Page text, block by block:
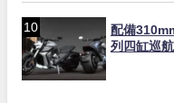
配備
列四缸巡